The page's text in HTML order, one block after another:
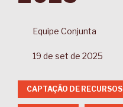
Equipe Conjunta
19 de set de 2025
CAPTAÇÃO DE RECURSOS